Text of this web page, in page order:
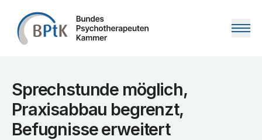
Zum Inhalt springen
Sprechstunde möglich,
Praxisabbau begrenzt,
Befugnisse erweitert